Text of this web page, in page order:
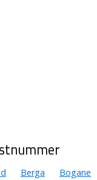
Berga
Bogane